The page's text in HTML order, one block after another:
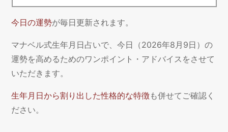
今日の運勢が毎日更新されます。
マナベル式生年月日占いで、今日（2026年8月9日）の
運勢を高めるためのワンポイント・アドバイスをさせて
いただきます。
生年月日から割り出した性格的な特徴も併せてご確認く
ださい。